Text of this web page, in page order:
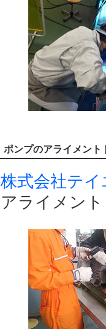
ポンプのアライメント
株式会社テ
アライメン